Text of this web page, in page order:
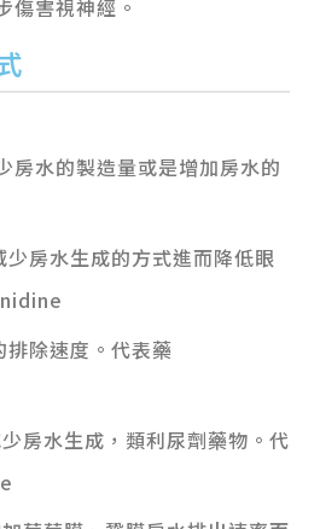
傷害視神經。
房水的製造量或是增加房水的
房水生成的方式進而降低眼
除速度。代表藥
房水生成，類利尿劑藥物。代